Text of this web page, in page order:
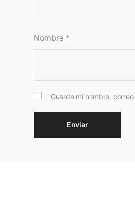
Nombre *
Guarda mi nombre,